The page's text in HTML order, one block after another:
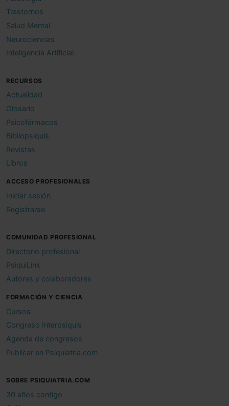
Trastornos
Salud Mental
Neurociencias
Inteligencia Artificial
RECURSOS
Actualidad
Glosario
Psicofármacos
Bibliopsiquis
Revistas
Libros
ACCESO PROFESIONALES
Iniciar sesión
Registrarse
COMUNIDAD PROFESIONAL
Directorio profesional
PsiquiLink
Autores y colaboradores
FORMACIÓN Y CIENCIA
Cursos
Congreso Interpsiquis
Agenda de congresos
Publicar en Psiquiatria.com
SOBRE PSIQUIATRIA.COM
30 años contigo